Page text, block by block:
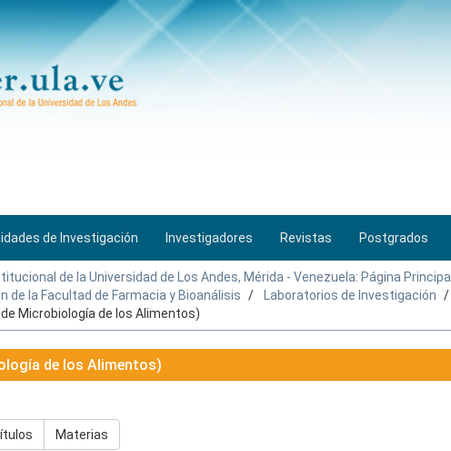
de Investigación Investigadores Revistas Postgrados
de la Universidad de Los Andes, Mérida - Venezuela: Página Principal
de la Facultad de Farmacia y Bioanálisis
Laboratorios de Investigación
Microbiología de los Alimentos)
de los Alimentos)
Materias